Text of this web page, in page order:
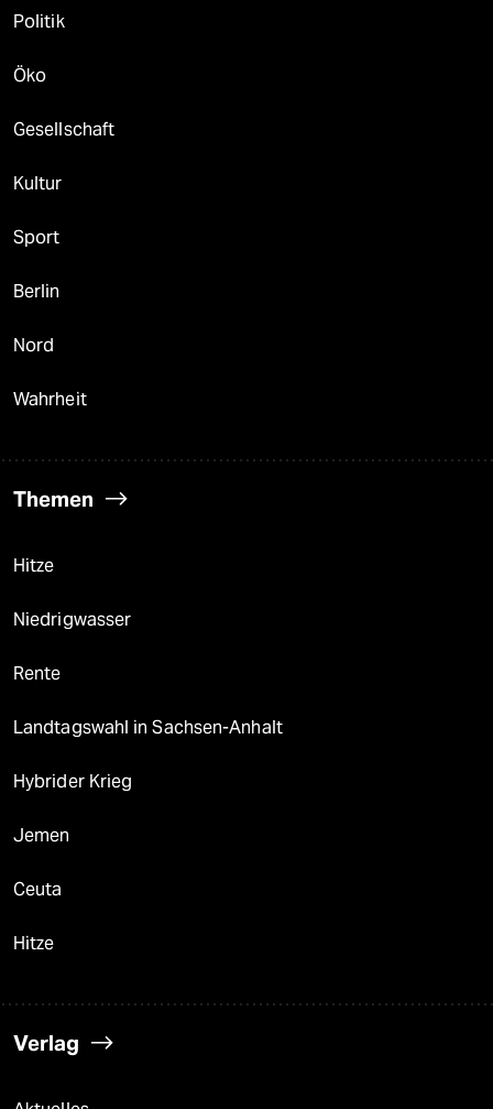
Politik
Öko
Gesellschaft
Kultur
Sport
Berlin
Nord
Wahrheit
Themen
Hitze
Niedrigwasser
Rente
Landtagswahl in Sachsen-Anhalt
Hybrider Krieg
Jemen
Ceuta
Hitze
Verlag